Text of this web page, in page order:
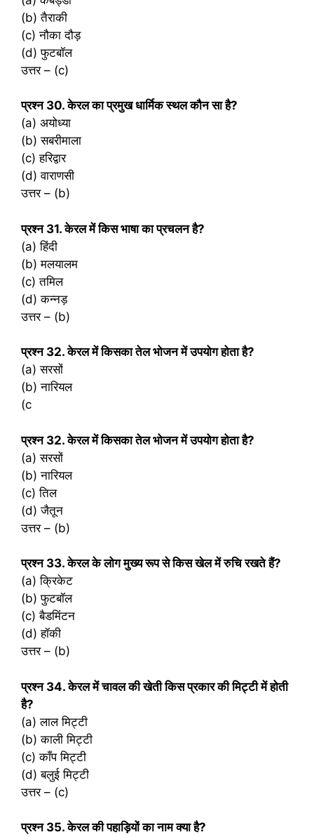
(b) तैराकी
(c) नौका दौड़
(d) फुटबॉल
उत्तर – (c)
प्रश्‍न 30. केरल का प्रमुख धार्मिक स्थल कौन सा है?
(a) अयोध्या
(b) सबरीमाला
(c) हरिद्वार
(d) वाराणसी
उत्तर – (b)
प्रश्‍न 31. केरल में किस भाषा का प्रचलन है?
(a) हिंदी
(b) मलयालम
(c) तमिल
(d) कन्नड़
उत्तर – (b)
प्रश्‍न 32. केरल में किसका तेल भोजन में उपयोग होता है?
(a) सरसों
(b) नारियल
(c
प्रश्‍न 32. केरल में किसका तेल भोजन में उपयोग होता है?
(a) सरसों
(b) नारियल
(c) तिल
(d) जैतून
उत्तर – (b)
प्रश्‍न 33. केरल के लोग मुख्य रूप से किस खेल में रुचि रखते हैं?
(a) क्रिकेट
(b) फुटबॉल
(c) बैडमिंटन
(d) हॉकी
उत्तर – (b)
प्रश्‍न 34. केरल में चावल की खेती किस प्रकार की मिट्टी में होती
है?
(a) लाल मिट्टी
(b) काली मिट्टी
(c) काँप मिट्टी
(d) बलुई मिट्टी
उत्तर – (c)
प्रश्‍न 35. केरल की पहाड़ियों का नाम क्या है?